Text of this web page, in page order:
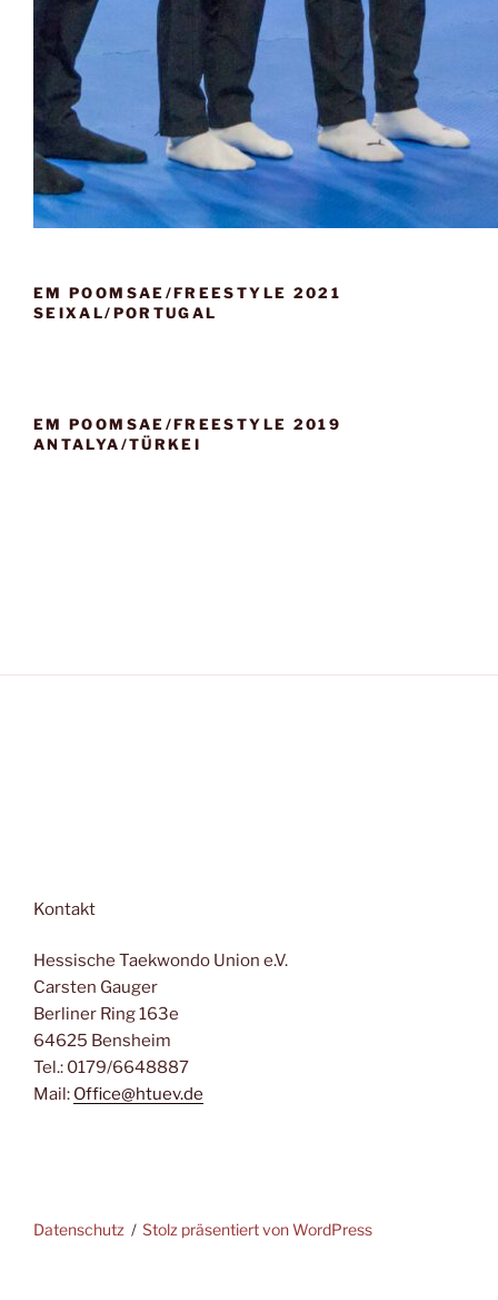
EM POOMSAE/FREESTYLE 2021
SEIXAL/PORTUGAL
EM POOMSAE/FREESTYLE 2019
ANTALYA/TÜRKEI
Kontakt
Hessische Taekwondo Union e.V.
Carsten Gauger
Berliner Ring 163e
64625 Bensheim
Tel.: 0179/6648887
Mail: Office@htuev.de
Datenschutz Stolz präsentiert von WordPress